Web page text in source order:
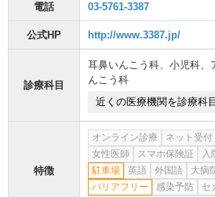
電話 03-5761-3387
公式HP http://www.3387.jp/
診療科目
耳鼻いんこう科、 小児科、
んこう科
近くの医療機関を診療科
特徴
オンライン診療 ネット受付
女性医師
スマホ保険証 入
駐車場
英語 外国語 大病
バリアフリー
感染予防
セ